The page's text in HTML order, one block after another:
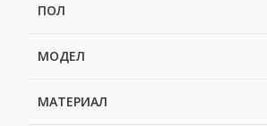
ПОЛ
МОДЕЛ
МАТЕРИАЛ